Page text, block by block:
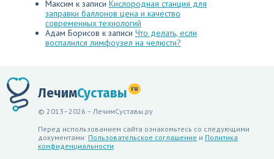
Максим к записи Кислородная станция для
заправки баллонов цена и качество
современных технологий
Адам Борисов к записи Что делать, если
воспалился лимфоузел на челюсти?
ЛечимСуставы ru
© 2013–2026 – ЛечимСуставы.ру
Перед использованием сайта ознакомьтесь со следующими
документами: Пользовательское соглашение и Политика
конфиденциальности